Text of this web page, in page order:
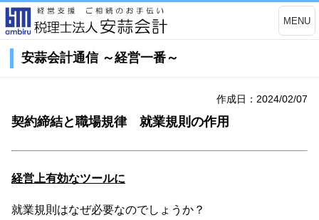
MENU
安蒜会計通信 ～経営一番～
作成日：2024/02/07
契約締結と職場規律 就業規則の作用
経営上有効なツールに
就業規則はなぜ必要なのでしょうか？